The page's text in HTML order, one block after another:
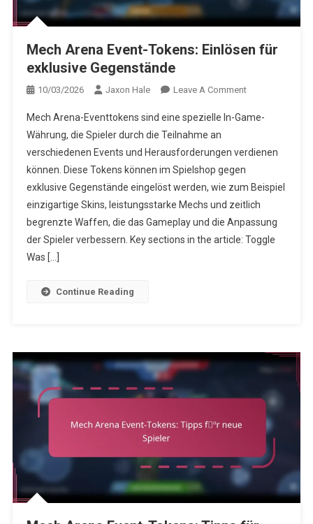
Mech Arena Event-Tokens: Einlösen für
exklusive Gegenstände
10/03/2026 Jaxon Hale Leave A CommentOn
Arena
Tokens:
Für
Exklusive
Mech Arena-Eventtokens sind eine spezielle In-Game-
Währung, die Spieler durch die Teilnahme an
verschiedenen Events und Herausforderungen verdienen
können. Diese Tokens können im Spielshop gegen
exklusive Gegenstände eingelöst werden, wie zum Beispiel
einzigartige Skins, leistungsstarke Mechs und zeitlich
begrenzte Waffen, die das Gameplay und die Anpassung
der Spieler verbessern. Key sections in the article: Toggle
Was […]
Continue Reading